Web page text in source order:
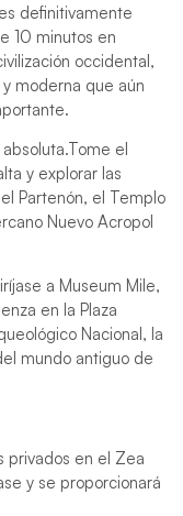
definitivamente
10 minutos en
occidental,
moderna que aún
el
y explorar las
Partenón, el Templo
Nuevo Acropol
a Museum Mile,
en la Plaza
Nacional, la
mundo antiguo de
privados en el Zea
y se proporcionará